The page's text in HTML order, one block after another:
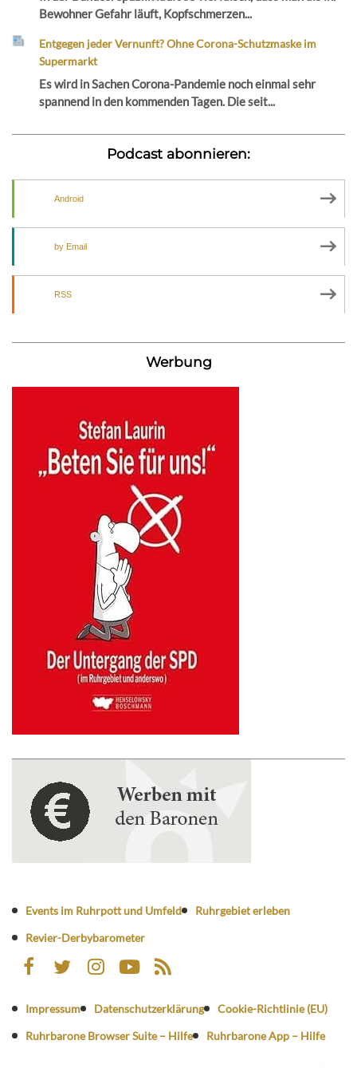
Bewohner Gefahr läuft, Kopfschmerzen...
Entgegen jeder Vernunft? Ohne Corona-Schutzmaske im
Supermarkt
Es wird in Sachen Corona-Pandemie noch einmal sehr
spannend in den kommenden Tagen. Die seit...
Podcast abonnieren:
Android
by Email
RSS
Werbung
Events im Ruhrpott und Umfeld
Ruhrgebiet erleben
Revier-Derbybarometer
Impressum Datenschutzerklärung
Cookie-Richtlinie (EU)
Ruhrbarone Browser Suite – Hilfe
Ruhrbarone App – Hilfe